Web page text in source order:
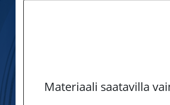
Materiaali saatavilla